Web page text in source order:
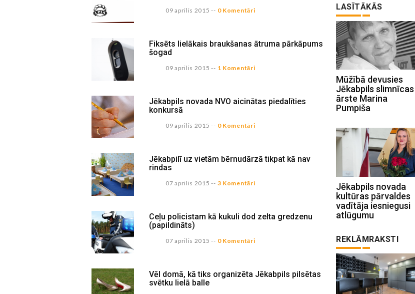
09 aprilis 2015 -- 0 Komentāri
Fiksēts lielākais braukšanas ātruma pārkāpums
šogad
09 aprilis 2015 -- 1 Komentāri
Jēkabpils novada NVO aicinātas piedalīties
konkursā
09 aprilis 2015 -- 0 Komentāri
Jēkabpilī uz vietām bērnudārzā tikpat kā nav
rindas
07 aprilis 2015 -- 3 Komentāri
Ceļu policistam kā kukuli dod zelta gredzenu
(papildināts)
07 aprilis 2015 -- 0 Komentāri
Vēl domā, kā tiks organizēta Jēkabpils pilsētas
svētku lielā balle
LASĪTĀKĀS
Mūžībā devusies
Jēkabpils slimnīcas
ārste Marina
Pumpiša
Jēkabpils novada
kultūras pārvaldes
vadītāja iesniegusi
atlūgumu
REKLĀMRAKSTI